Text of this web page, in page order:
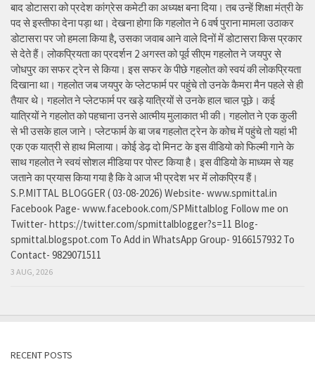
बाद डोटासरा को प्रदेश कांग्रेस कमेटी का अध्यक्ष बना दिया। तब उन्हें शिक्षा मंत्री के
पद से इस्तीफा देना पड़ा था। देखना होगा कि गहलोत ने 6 वर्ष पुराना मामला उठाकर
डोटासरा पर जो हमला किया है, उसका जवाब आने वाले दिनों में डोटासरा किस प्रकार
से देते हैं। लोकप्रियता का प्रदर्शन 2 अगस्त को पूर्व सीएम गहलोत ने जयपुर से
जोधपुर का सफर ट्रेन से किया। इस सफर के पीछे गहलोत को स्वयं की लोकप्रियता
दिखाना था। गहलोत जब जयपुर के प्लेटफार्म पर पहुंचे तो उनके कैमरा मैन पहले से ही
तैयार थे। गहलोत ने प्लेटफार्म पर खड़े यात्रियों से उनके हाल चाल पूछे। कई
यात्रियों ने गहलोत को पहचाना उनसे आत्मीय मुलाकात भी की। गहलोत ने एक कुली
से भी उसके हाल जाने। प्लेटफार्म के बा जब गहलोत ट्रेन के कोच में पहुंचे तो यहां भी
एक एक यात्री से हाथ मिलाया। कोई डेढ़ दो मिनट के इस वीडियो को फिल्मी गाने के
साथ गहलोत ने स्वयं सोशल मीडिया पर पोस्ट किया है। इस वीडियो के माध्यम से यह
जताने का प्रयास किया गया है कि वे आज भी प्रदेश भर में लोकप्रिय हैं।
S.P.MITTAL BLOGGER ( 03-08-2026) Website- www.spmittal.in
Facebook Page- www.facebook.com/SPMittalblog Follow me on
Twitter- https://twitter.com/spmittalblogger?s=11 Blog-
spmittal.blogspot.com To Add in WhatsApp Group- 9166157932 To
Contact- 9829071511
3 AUG, 2026
RECENT POSTS